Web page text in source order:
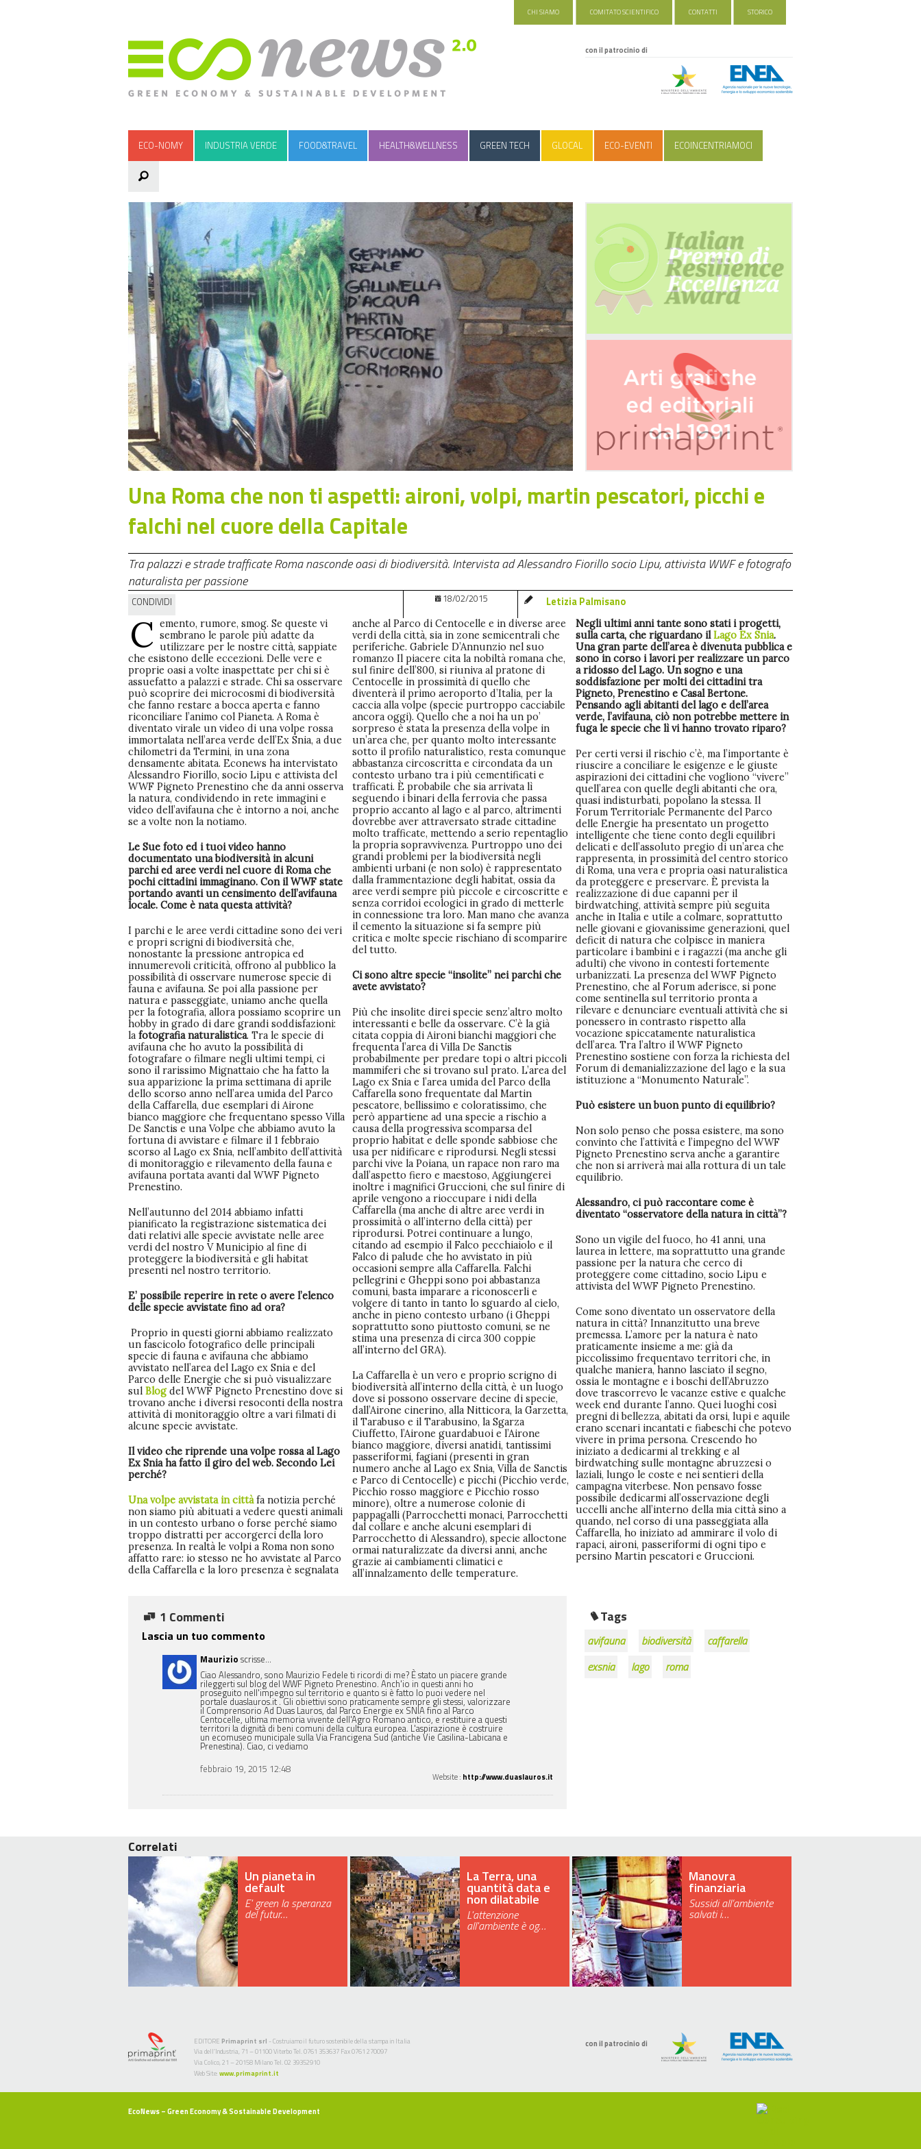
CHI SIAMO COMITATO SCIENTIFICO CONTATTI STORICO
con il patrocinio di
ECO-NOMY INDUSTRIA VERDE FOOD&TRAVEL HEALTH&WELLNESS GREEN TECH GLOCAL ECO-EVENTI ECOINCENTRIAMOCI
Una Roma che non ti aspetti: aironi, volpi, martin pescatori, picchi e
falchi nel cuore della Capitale
Tra palazzi e strade trafficate Roma nasconde oasi di biodiversità. Intervista ad Alessandro Fiorillo socio Lipu, attivista WWF e fotografo
naturalista per passione
CONDIVIDI 18/02/2015 Letizia Palmisano
C emento, rumore, smog. Se queste vi
sembrano le parole più adatte da
utilizzare per le nostre città, sappiate
che esistono delle eccezioni. Delle vere e
proprie oasi a volte inaspettate per chi si è
assuefatto a palazzi e strade. Chi sa osservare
può scoprire dei microcosmi di biodiversità
che fanno restare a bocca aperta e fanno
riconciliare l’animo col Pianeta. A Roma è
diventato virale un video di una volpe rossa
immortalata nell’area verde dell’Ex Snia, a due
chilometri da Termini, in una zona
densamente abitata. Econews ha intervistato
Alessandro Fiorillo, socio Lipu e attivista del
WWF Pigneto Prenestino che da anni osserva
la natura, condividendo in rete immagini e
video dell’avifauna che è intorno a noi, anche
se a volte non la notiamo.
Le Sue foto ed i tuoi video hanno
documentato una biodiversità in alcuni
parchi ed aree verdi nel cuore di Roma che
pochi cittadini immaginano. Con il WWF state
portando avanti un censimento dell’avifauna
locale. Come è nata questa attività?
I parchi e le aree verdi cittadine sono dei veri
e propri scrigni di biodiversità che,
nonostante la pressione antropica ed
innumerevoli criticità, offrono al pubblico la
possibilità di osservare numerose specie di
fauna e avifauna. Se poi alla passione per
natura e passeggiate, uniamo anche quella
per la fotografia, allora possiamo scoprire un
hobby in grado di dare grandi soddisfazioni:
la fotografia naturalistica. Tra le specie di
avifauna che ho avuto la possibilità di
fotografare o filmare negli ultimi tempi, ci
sono il rarissimo Mignattaio che ha fatto la
sua apparizione la prima settimana di aprile
dello scorso anno nell’area umida del Parco
della Caffarella, due esemplari di Airone
bianco maggiore che frequentano spesso Villa
De Sanctis e una Volpe che abbiamo avuto la
fortuna di avvistare e filmare il 1 febbraio
scorso al Lago ex Snia, nell’ambito dell’attività
di monitoraggio e rilevamento della fauna e
avifauna portata avanti dal WWF Pigneto
Prenestino.
Nell’autunno del 2014 abbiamo infatti
pianificato la registrazione sistematica dei
dati relativi alle specie avvistate nelle aree
verdi del nostro V Municipio al fine di
proteggere la biodiversità e gli habitat
presenti nel nostro territorio.
E’ possibile reperire in rete o avere l’elenco
delle specie avvistate fino ad ora?
Proprio in questi giorni abbiamo realizzato
un fascicolo fotografico delle principali
specie di fauna e avifauna che abbiamo
avvistato nell’area del Lago ex Snia e del
Parco delle Energie che si può visualizzare
sul Blogdel WWF Pigneto Prenestino dove si
trovano anche i diversi resoconti della nostra
attività di monitoraggio oltre a vari filmati di
alcune specie avvistate.
Il video che riprende una volpe rossa al Lago
Ex Snia ha fatto il giro del web. Secondo Lei
perché?
Una volpe avvistata in cittàfa notizia perché
non siamo più abituati a vedere questi animali
in un contesto urbano o forse perché siamo
troppo distratti per accorgerci della loro
presenza. In realtà le volpi a Roma non sono
affatto rare: io stesso ne ho avvistate al Parco
della Caffarella e la loro presenza è segnalata
anche al Parco di Centocelle e in diverse aree
verdi della città, sia in zone semicentrali che
periferiche. Gabriele D’Annunzio nel suo
romanzo Il piacere cita la nobiltà romana che,
sul finire dell’800, si riuniva al pratone di
Centocelle in prossimità di quello che
diventerà il primo aeroporto d’Italia, per la
caccia alla volpe (specie purtroppo cacciabile
ancora oggi). Quello che a noi ha un po’
sorpreso è stata la presenza della volpe in
un’area che, per quanto molto interessante
sotto il profilo naturalistico, resta comunque
abbastanza circoscritta e circondata da un
contesto urbano tra i più cementificati e
trafficati. È probabile che sia arrivata lì
seguendo i binari della ferrovia che passa
proprio accanto al lago e al parco, altrimenti
dovrebbe aver attraversato strade cittadine
molto trafficate, mettendo a serio repentaglio
la propria sopravvivenza. Purtroppo uno dei
grandi problemi per la biodiversità negli
ambienti urbani (e non solo) è rappresentato
dalla frammentazione degli habitat, ossia da
aree verdi sempre più piccole e circoscritte e
senza corridoi ecologici in grado di metterle
in connessione tra loro. Man mano che avanza
il cemento la situazione si fa sempre più
critica e molte specie rischiano di scomparire
del tutto.
Ci sono altre specie “insolite” nei parchi che
avete avvistato?
Più che insolite direi specie senz’altro molto
interessanti e belle da osservare. C’è la già
citata coppia di Aironi bianchi maggiori che
frequenta l’area di Villa De Sanctis
probabilmente per predare topi o altri piccoli
mammiferi che si trovano sul prato. L’area del
Lago ex Snia e l’area umida del Parco della
Caffarella sono frequentate dal Martin
pescatore, bellissimo e coloratissimo, che
però appartiene ad una specie a rischio a
causa della progressiva scomparsa del
proprio habitat e delle sponde sabbiose che
usa per nidificare e riprodursi. Negli stessi
parchi vive la Poiana, un rapace non raro ma
dall’aspetto fiero e maestoso, Aggiungerei
inoltre i magnifici Gruccioni, che sul finire di
aprile vengono a rioccupare i nidi della
Caffarella (ma anche di altre aree verdi in
prossimità o all’interno della città) per
riprodursi. Potrei continuare a lungo,
citando ad esempio il Falco pecchiaiolo e il
Falco di palude che ho avvistato in più
occasioni sempre alla Caffarella. Falchi
pellegrini e Gheppi sono poi abbastanza
comuni, basta imparare a riconoscerli e
volgere di tanto in tanto lo sguardo al cielo,
anche in pieno contesto urbano (i Gheppi
soprattutto sono piuttosto comuni, se ne
stima una presenza di circa 300 coppie
all’interno del GRA).
La Caffarella è un vero e proprio scrigno di
biodiversità all’interno della città, è un luogo
dove si possono osservare decine di specie,
dall’Airone cinerino, alla Nitticora, la Garzetta,
il Tarabuso e il Tarabusino, la Sgarza
Ciuffetto, l’Airone guardabuoi e l’Airone
bianco maggiore, diversi anatidi, tantissimi
passeriformi, fagiani (presenti in gran
numero anche al Lago ex Snia, Villa de Sanctis
e Parco di Centocelle) e picchi (Picchio verde,
Picchio rosso maggiore e Picchio rosso
minore), oltre a numerose colonie di
pappagalli (Parrocchetti monaci, Parrocchetti
dal collare e anche alcuni esemplari di
Parrocchetto di Alessandro), specie alloctone
ormai naturalizzate da diversi anni, anche
grazie ai cambiamenti climatici e
all’innalzamento delle temperature.
Negli ultimi anni tante sono stati i progetti,
sulla carta, che riguardano ilLago Ex Snia.
Una gran parte dell’area è divenuta pubblica e
sono in corso i lavori per realizzare un parco
a ridosso del Lago. Un sogno e una
soddisfazione per molti dei cittadini tra
Pigneto, Prenestino e Casal Bertone.
Pensando agli abitanti del lago e dell’area
verde, l’avifauna, ciò non potrebbe mettere in
fuga le specie che lì vi hanno trovato riparo?
Per certi versi il rischio c’è, ma l’importante è
riuscire a conciliare le esigenze e le giuste
aspirazioni dei cittadini che vogliono “vivere”
quell’area con quelle degli abitanti che ora,
quasi indisturbati, popolano la stessa. Il
Forum Territoriale Permanente del Parco
delle Energie ha presentato un progetto
intelligente che tiene conto degli equilibri
delicati e dell’assoluto pregio di un’area che
rappresenta, in prossimità del centro storico
di Roma, una vera e propria oasi naturalistica
da proteggere e preservare. È prevista la
realizzazione di due capanni per il
birdwatching, attività sempre più seguita
anche in Italia e utile a colmare, soprattutto
nelle giovani e giovanissime generazioni, quel
deficit di natura che colpisce in maniera
particolare i bambini e i ragazzi (ma anche gli
adulti) che vivono in contesti fortemente
urbanizzati. La presenza del WWF Pigneto
Prenestino, che al Forum aderisce, si pone
come sentinella sul territorio pronta a
rilevare e denunciare eventuali attività che si
ponessero in contrasto rispetto alla
vocazione spiccatamente naturalistica
dell’area. Tra l’altro il WWF Pigneto
Prenestino sostiene con forza la richiesta del
Forum di demanializzazione del lago e la sua
istituzione a “Monumento Naturale”.
Può esistere un buon punto di equilibrio?
Non solo penso che possa esistere, ma sono
convinto che l’attività e l’impegno del WWF
Pigneto Prenestino serva anche a garantire
che non si arriverà mai alla rottura di un tale
equilibrio.
Alessandro, ci può raccontare come è
diventato “osservatore della natura in città”?
Sono un vigile del fuoco, ho 41 anni, una
laurea in lettere, ma soprattutto una grande
passione per la natura che cerco di
proteggere come cittadino, socio Lipu e
attivista del WWF Pigneto Prenestino.
Come sono diventato un osservatore della
natura in città? Innanzitutto una breve
premessa. L’amore per la natura è nato
praticamente insieme a me: già da
piccolissimo frequentavo territori che, in
qualche maniera, hanno lasciato il segno,
ossia le montagne e i boschi dell’Abruzzo
dove trascorrevo le vacanze estive e qualche
week end durante l’anno. Quei luoghi così
pregni di bellezza, abitati da orsi, lupi e aquile
erano scenari incantati e fiabeschi che potevo
vivere in prima persona. Crescendo ho
iniziato a dedicarmi al trekking e al
birdwatching sulle montagne abruzzesi o
laziali, lungo le coste e nei sentieri della
campagna viterbese. Non pensavo fosse
possibile dedicarmi all’osservazione degli
uccelli anche all’interno della mia città sino a
quando, nel corso di una passeggiata alla
Caffarella, ho iniziato ad ammirare il volo di
rapaci, aironi, passeriformi di ogni tipo e
persino Martin pescatori e Gruccioni.
1 Commenti
Lascia un tuo commento
Maurizio scrisse...
Ciao Alessandro, sono Maurizio Fedele ti ricordi di me? È stato un piacere grande
rileggerti sul blog del WWF Pigneto Prenestino. Anch'io in questi anni ho
proseguito nell'impegno sul territorio e quanto si è fatto lo puoi vedere nel
portale duaslauros.it . Gli obiettivi sono praticamente sempre gli stessi, valorizzare
il Comprensorio Ad Duas Lauros, dal Parco Energie ex SNIA fino al Parco
Centocelle, ultima memoria vivente dell'Agro Romano antico, e restituire a questi
territori la dignità di beni comuni della cultura europea. L'aspirazione è costruire
un ecomuseo municipale sulla Via Francigena Sud (antiche Vie Casilina-Labicana e
Prenestina). Ciao, ci vediamo
febbraio 19, 2015 12:48
Website: http://www.duaslauros.it
Tags
avifauna biodiversità
caffarella
exsnia
lago roma
Correlati
Un pianeta in
default
E' green la speranza
del futur…
La Terra, una
quantità data e
non dilatabile
L'attenzione
all'ambiente è og…
Manovra
finanziaria
Sussidi all’ambiente
salvati i…
EDITORE Primaprint srl - Costruiamo il futuro sostenibile della stampa in Italia
Via dell’Industria, 71 – 01100 Viterbo Tel. 0761 353637 Fax 0761 270097
Via Colico, 21 – 20158 Milano Tel. 02 39352910
Web Site: www.primaprint.it
con il patrocinio di
EcoNews– Green Economy & Sostainable Development